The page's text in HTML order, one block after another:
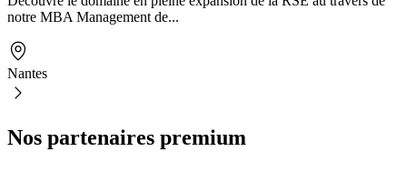
notre MBA Management de...
Nantes
Nos partenaires premium